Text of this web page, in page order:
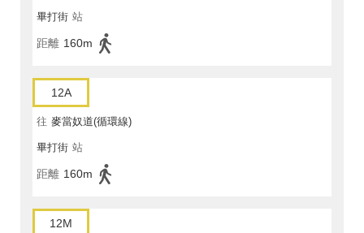
畢打街 站
距離 160m
12A
往 麥當奴道(循環線)
畢打街 站
距離 160m
12M